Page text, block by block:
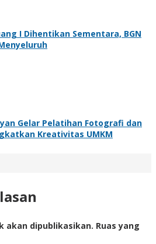
I Dihentikan Sementara, BGN
Gelar Pelatihan Fotografi dan
Kreativitas UMKM
akan dipublikasikan. Ruas yang